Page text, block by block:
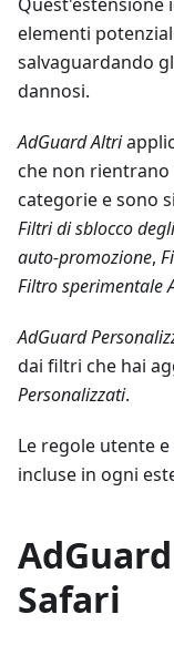
elementi
salvaguardando
dannosi.
AdGuard Altri
che non
categorie e sono
Filtri di sblocco
auto-promozione,
Filtro sperimentale
AdGuard
dai filtri che hai
Personalizzati.
Le regole utente
incluse in ogni
Safari